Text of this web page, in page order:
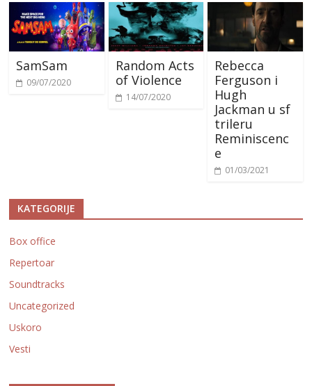
SamSam
09/07/2020
Random Acts
of Violence
14/07/2020
Rebecca
Ferguson i
Hugh
Jackman u sf
trileru
Reminiscenc
e
01/03/2021
KATEGORIJE
Box office
Repertoar
Soundtracks
Uncategorized
Uskoro
Vesti